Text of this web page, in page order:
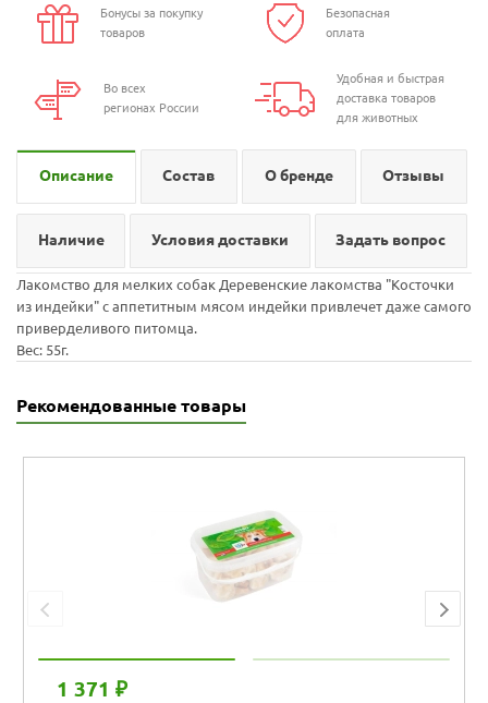
Бонусы за покупку
товаров
Безопасная
оплата
Во всех
регионах России
Удобная и быстрая
доставка товаров
для животных
Описание Состав О бренде Отзывы
Наличие Условия доставки Задать вопрос
Лакомство для мелких собак Деревенские лакомства "Косточки
из индейки" с аппетитным мясом индейки привлечет даже самого
приверделивого питомца.
Вес: 55г.
Рекомендованные товары
1 371 ₽